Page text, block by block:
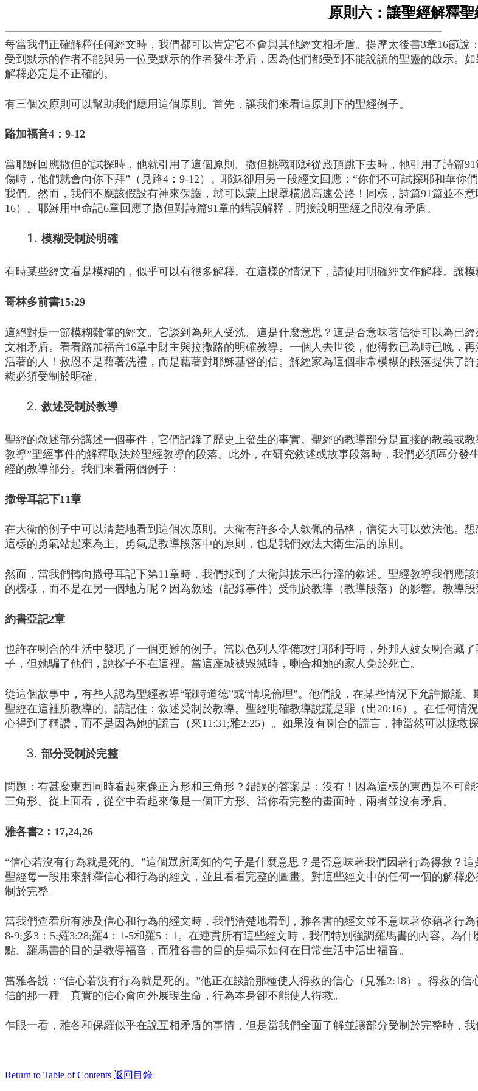
原則六：讓聖經解釋聖
每當我們正確解釋任何經文時，我們都可以肯定它不會與其他經文相矛盾。提摩太後書3章16節
受到默示的作者不能與另一位受默示的作者發生矛盾，因為他們都受到不能說謊的聖靈的啟示。
解釋必定是不正確的。
有三個次原則可以幫助我們應用這個原則。首先，讓我們來看這原則下的聖經例子。
路加福音4：9-12
當耶穌回應撒但的試探時，他就引用了這個原則。撒但挑戰耶穌從殿頂跳下去時，牠引用了詩篇
傷時，他們就會向你下拜”（見路4：9-12）。耶穌卻用另一段經文回應：“你們不可試探耶和華你
我們。然而，我們不應該假設有神來保護，就可以蒙上眼罩橫過高速公路！同樣，詩篇91篇並不
16）。耶穌用申命記6章回應了撒但對詩篇91章的錯誤解釋，間接說明聖經之間沒有矛盾。
模糊受制於明確
有時某些經文看是模糊的，似乎可以有很多解釋。在這樣的情況下，請使用明確經文作解釋。讓模
哥林多前書15:29
這絕對是一節模糊難懂的經文。它談到為死人受洗。這是什麼意思？這是否意味著信徒可以為已
文相矛盾。看看路加福音16章中財主與拉撒路的明確教導。一個人去世後，他得救已為時已晚，
活著的人！救恩不是藉著洗禮，而是藉著對耶穌基督的信。解經家為這個非常模糊的段落提供了
糊必須受制於明確。
敘述受制於教導
聖經的敘述部分講述一個事件，它們記錄了歷史上發生的事實。聖經的教導部分是直接的教義或
教導”聖經事件的解釋取決於聖經教導的段落。此外，在研究敘述或故事段落時，我們必須區分
經的教導部分。我們來看兩個例子：
撒母耳記下11章
在大衛的例子中可以清楚地看到這個次原則。大衛有許多令人欽佩的品格，信徒大可以效法他。
這樣的勇氣站起來為主。勇氣是教導段落中的原則，也是我們效法大衛生活的原則。
然而，當我們轉向撒母耳記下第11章時，我們找到了大衛與拔示巴行淫的敘述。聖經教導我們應
的榜樣，而不是在另一個地方呢？因為敘述（記錄事件）受制於教導（教導段落）的影響。教導段
約書亞記2章
也許在喇合的生活中發現了一個更難的例子。當以色列人準備攻打耶利哥時，外邦人妓女喇合藏
子，但她騙了他們，說探子不在這裡。當這座城被毀滅時，喇合和她的家人免於死亡。
從這個故事中，有些人認為聖經教導“戰時道德”或“情境倫理”。他們說，在某些情況下允許撒謊
聖經在這裡所教導的。請記住：敘述受制於教導。聖經明確教導說謊是罪（出20:16）。在任何
心得到了稱讚，而不是因為她的謊言（來11:31;雅2:25）。如果沒有喇合的謊言，神當然可以拯救
部分受制於完整
問題：有甚麼東西同時看起來像正方形和三角形？錯誤的答案是：沒有！因為這樣的東西是不可
三角形。從上面看，從空中看起來像是一個正方形。當你看完整的畫面時，兩者並沒有矛盾。
雅各書2：17,24,26
“信心若沒有行為就是死的。”這個眾所周知的句子是什麼意思？是否意味著我們因著行為得救？
聖經每一段用來解釋信心和行為的經文，並且看看完整的圖畫。對這些經文中的任何一個的解釋
制於完整。
當我們查看所有涉及信心和行為的經文時，我們清楚地看到，雅各書的經文並不意味著你藉著行
8-9;多3：5;羅3:28;羅4：1-5和羅5：1。在連貫所有這些經文時，我們特別強調羅馬書的內容。為
點。羅馬書的目的是教導福音，而雅各書的目的是揭示如何在日常生活中活出福音。
當雅各說：“信心若沒有行為就是死的。”他正在談論那種使人得救的信心（見雅2:18）。得救的
信的那一種。真實的信心會向外展現生命，行為本身卻不能使人得救。
乍眼一看，雅各和保羅似乎在說互相矛盾的事情，但是當我們全面了解並讓部分受制於完整時，
Return to Table of Contents 返回目錄